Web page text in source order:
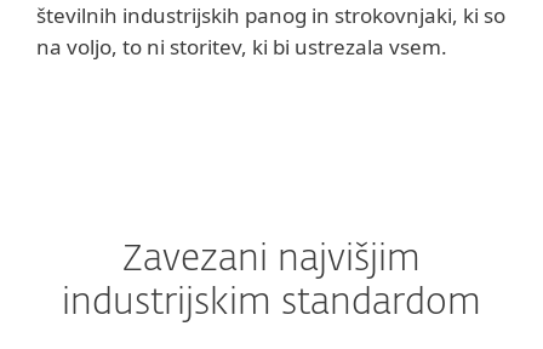
številnih industrijskih panog in strokovnjaki, ki so
na voljo, to ni storitev, ki bi ustrezala vsem.
Zavezani najvišjim
industrijskim standardom